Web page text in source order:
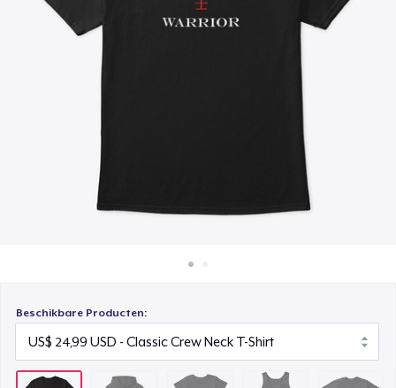
Beschikbare Producten:
Women's Comfort Tee
Kids Premium Tee
US$ 21,99
US$ 26,99